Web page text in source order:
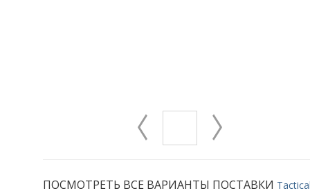
ПОСМОТРЕТЬ ВСЕ ВАРИАНТЫ ПОСТАВКИ